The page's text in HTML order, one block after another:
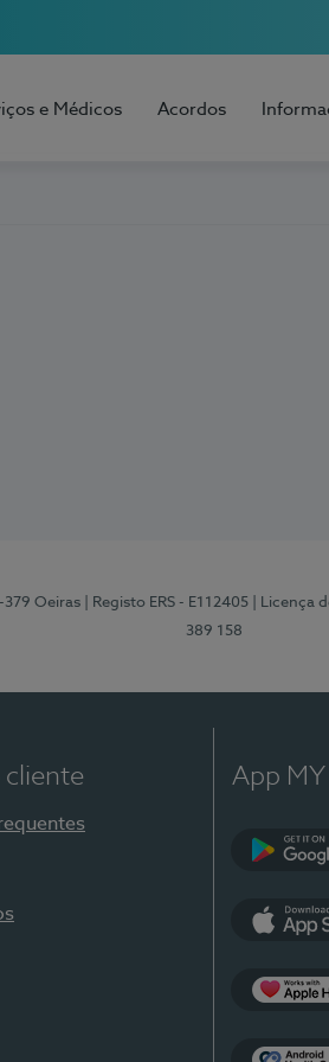
e Médicos Acordos
379 Oeiras | Registo ERS - E112405 | Licença
389 158
cliente App MY